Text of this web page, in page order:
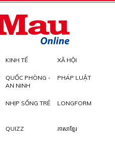
KINH TẾ XÃ HỘI
QUỐC PHÒNG -
AN NINH
PHÁP LUẬT
NHỊP SỐNG TRẺ LONGFORM
QUIZZ ភាសាខ្មែរ